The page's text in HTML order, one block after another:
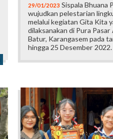
29/01/2023 Sispala Bhuana
wujudkan pelestarian
melalui kegiatan Gita Kita
dilaksanakan di Pura Pasar
Batur, Karangasem pada
hingga 25 Desember 2022.